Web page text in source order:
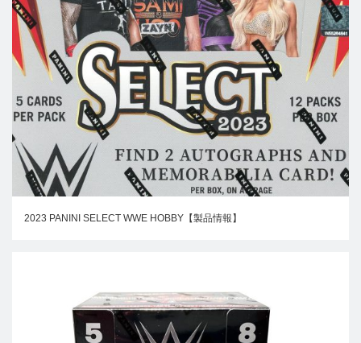
2023 PANINI SELECT WWE HOBBY【製品情報】